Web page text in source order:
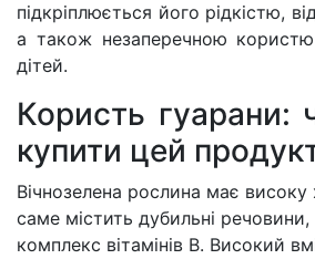
підкріплюється його рідкістю,
а також незаперечною
дітей.
Користь гуарани:
купити цей
Вічнозелена рослина має високу
саме містить дубильні речовини,
комплекс вітамінів В. Високий